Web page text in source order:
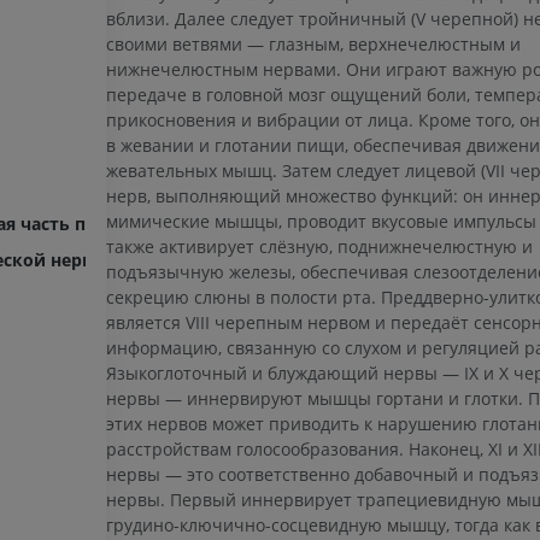
часть периферической нервной системы
нервной системы
вблизи. Далее следует тройничный (V черепной)
своими ветвями — глазным, верхнечелюстным и
нижнечелюстным нервами. Они играют важную
передаче в головной мозг ощущений боли,
прикосновения и вибрации от лица. Кроме того,
в жевании и глотании пищи, обеспечивая
жевательных мышц. Затем следует лицевой (VII
нерв, выполняющий множество функций: он
мимические мышцы, проводит вкусовые импульсы
также активирует слёзную, поднижнечелюстную и
подъязычную железы, обеспечивая
секрецию слюны в полости рта. Преддверно-
является VIII черепным нервом и передаёт
информацию, связанную со слухом и регуляцией
Языкоглоточный и блуждающий нервы — IX и X
нервы — иннервируют мышцы гортани и глотки.
этих нервов может приводить к нарушению
расстройствам голосообразования. Наконец, XI и
нервы — это соответственно добавочный и
нервы. Первый иннервирует трапециевидную
грудино-ключично-сосцевидную мышцу, тогда как
ВЕРХНЯЯ КОНЕЧНОСТЬ
МРТ верхней
конечности
MPT
ПРЕМИУМ
МРТ запястья
MPT
ПРЕМИУМ
МРТ локтевого сустава
НИЖНЯЯ
Нижняя
Иллюстрации
ПРЕМИУМ
БЕСПЛАТНО
МРТ нижней
MPT
ПРЕМИУМ